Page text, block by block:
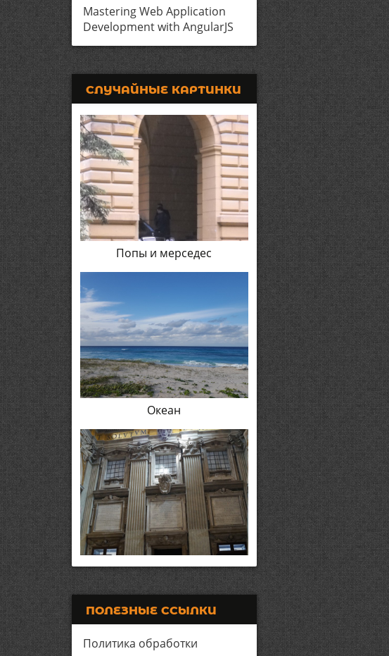
Mastering Web Application
Development with AngularJS
СЛУЧАЙНЫЕ КАРТИНКИ
Попы и мерседес
Океан
ПОЛЕЗНЫЕ ССЫЛКИ
Политика обработки